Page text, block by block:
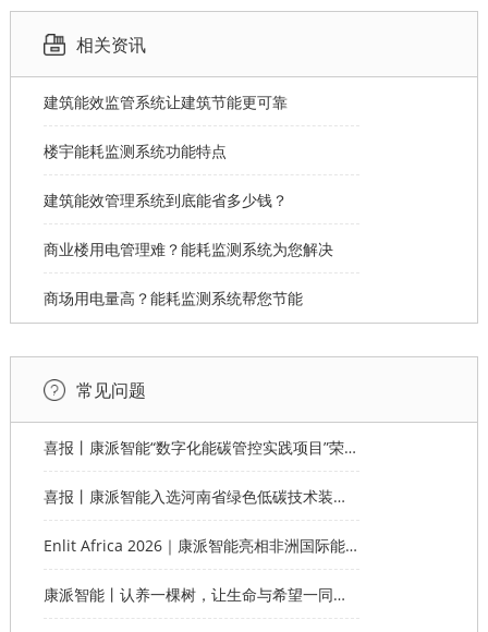
相关资讯
建筑能效监管系统让建筑节能更可靠
楼宇能耗监测系统功能特点
建筑能效管理系统到底能省多少钱？
商业楼用电管理难？能耗监测系统为您解决
商场用电量高？能耗监测系统帮您节能
常见问题
喜报丨康派智能“数字化能碳管控实践项目”荣获第十一届“创客中国”郑州市分赛企业组优秀奖
喜报丨康派智能入选河南省绿色低碳技术装备应用典型案例
Enlit Africa 2026｜康派智能亮相非洲国际能源电力展，赋能非洲能源数字化绿色转型
康派智能丨认养一棵树，让生命与希望一同生长